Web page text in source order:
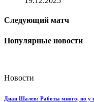
Следующий матч
Популярные новости
Новости
Диан Шалев: Работы много, но у